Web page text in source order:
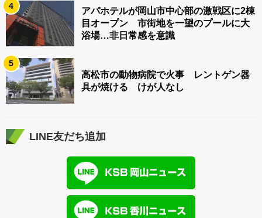
4
アパホテルが岡山市中心部の激戦区に2棟
目オープン 市街地を一望のプールに大
浴場…非日常感を意識
5
高松市の動物病院で火事 レントゲン器
具が焼ける けが人なし
LINE友だち追加